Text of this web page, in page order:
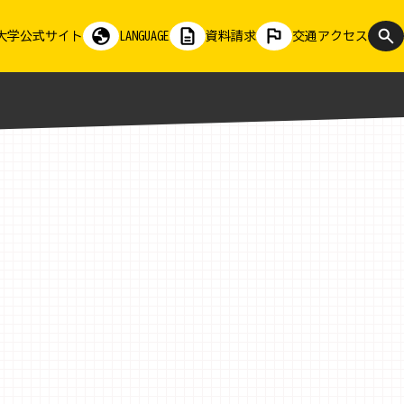
学公式サイト LANGUAGE 資料請求 交通アクセス